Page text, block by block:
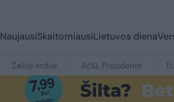
NaujausiSkaitomiausiLietuvos diena
Žalioji erdvė Ačiū, Prezidente